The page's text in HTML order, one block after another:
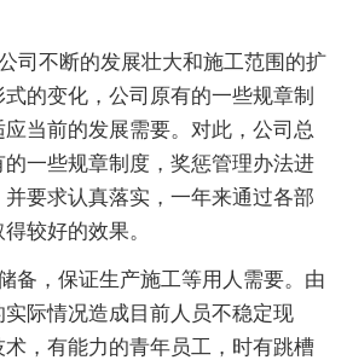
司不断的发展壮大和施工范围的扩
的变化，公司原有的一些规章制
当前的发展需要。对此，公司总
一些规章制度，奖惩管理办法进
要求认真落实，一年来通过各部
较好的效果。
备，保证生产施工等用人需要。由
际情况造成目前人员不稳定现
，有能力的青年员工，时有跳槽